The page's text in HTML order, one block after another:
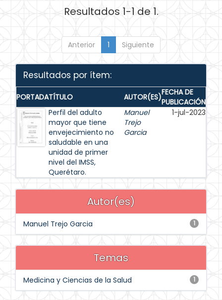
Resultados 1-1 de 1.
Anterior 1 Siguiente
Resultados por ítem:
PORTADATÍTULO AUTOR(ES)FECHA DE
PUBLICACIÓN
Perfil del adulto
mayor que tiene
envejecimiento no
saludable en una
unidad de primer
nivel del IMSS,
Querétaro.
Manuel
Trejo
Garcia
1-jul-2023
Autor(es)
1
Manuel Trejo Garcia
Temas
1
Medicina y Ciencias de la Salud